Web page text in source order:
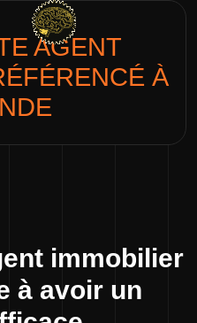
AGENT
À
immobilier
à avoir un